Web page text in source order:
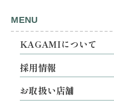
MENU
KAGAMIについて
採用情報
お取扱い店舗